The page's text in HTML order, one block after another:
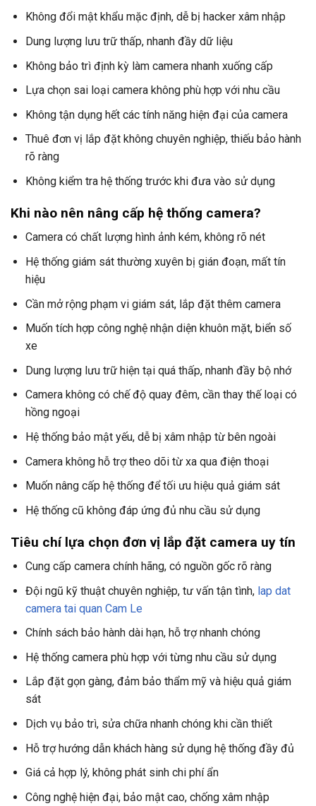
Không đổi mật khẩu mặc định, dễ bị hacker xâm nhập
Dung lượng lưu trữ thấp, nhanh đầy dữ liệu
Không bảo trì định kỳ làm camera nhanh xuống cấp
Lựa chọn sai loại camera không phù hợp với nhu cầu
Không tận dụng hết các tính năng hiện đại của camera
Thuê đơn vị lắp đặt không chuyên nghiệp, thiếu bảo hành
rõ ràng
Không kiểm tra hệ thống trước khi đưa vào sử dụng
Khi nào nên nâng cấp hệ thống camera?
Camera có chất lượng hình ảnh kém, không rõ nét
Hệ thống giám sát thường xuyên bị gián đoạn, mất tín
hiệu
Cần mở rộng phạm vi giám sát, lắp đặt thêm camera
Muốn tích hợp công nghệ nhận diện khuôn mặt, biển số
xe
Dung lượng lưu trữ hiện tại quá thấp, nhanh đầy bộ nhớ
Camera không có chế độ quay đêm, cần thay thế loại có
hồng ngoại
Hệ thống bảo mật yếu, dễ bị xâm nhập từ bên ngoài
Camera không hỗ trợ theo dõi từ xa qua điện thoại
Muốn nâng cấp hệ thống để tối ưu hiệu quả giám sát
Hệ thống cũ không đáp ứng đủ nhu cầu sử dụng
Tiêu chí lựa chọn đơn vị lắp đặt camera uy tín
Cung cấp camera chính hãng, có nguồn gốc rõ ràng
Đội ngũ kỹ thuật chuyên nghiệp, tư vấn tận tình, lap dat
camera tai quan Cam Le
Chính sách bảo hành dài hạn, hỗ trợ nhanh chóng
Hệ thống camera phù hợp với từng nhu cầu sử dụng
Lắp đặt gọn gàng, đảm bảo thẩm mỹ và hiệu quả giám
sát
Dịch vụ bảo trì, sửa chữa nhanh chóng khi cần thiết
Hỗ trợ hướng dẫn khách hàng sử dụng hệ thống đầy đủ
Giá cả hợp lý, không phát sinh chi phí ẩn
Công nghệ hiện đại, bảo mật cao, chống xâm nhập